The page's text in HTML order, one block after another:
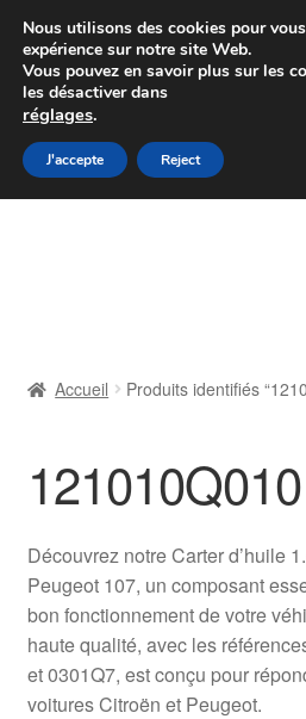
Colissimo livraison à
Du lundi au
Aller
à
Aller
au
Livraison
Livraison internationale
Mon compte
Paiements
Accueil Produits identifiés
121010Q010
Découvrez notre Carter d’huile
Peugeot 107, un composant
bon fonctionnement de votre
haute qualité, avec les
et 0301Q7, est conçu pour
voitures Citroën et Peugeot.
Nous utilisons des cookies pour
expérience sur notre site Web.
Vous pouvez en savoir plus sur les
les désactiver dans
réglages.
J'accepte Reject